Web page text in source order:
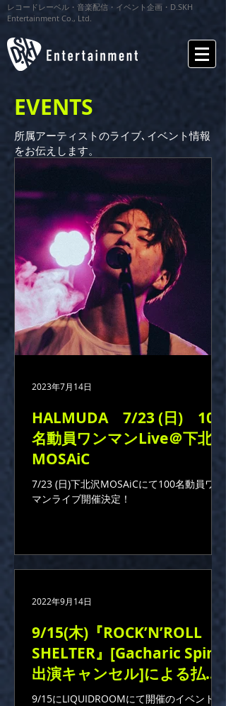
レコードレーベル・音楽配信・イベント企画・D.SKH
Entertainment Co., Ltd.
EVENTS
所属アーティストのライブ､イベント情報
をお伝えします。
HALMUDA 7/23 (日) 100
名動員ワンマンLive＠下北沢
MOSAiC
7/23 (日)下北沢MOSAiCにて100名動員ワン
マンライブ開催決定！
2023年7月14日
9/15(木)『ROCK’N’ROLL
SHELTER』[Gacharic Spin
出演キャンセル]による払い
戻しのご案内
9/15にLIQUIDROOMにて開催のイベント
2022年9月14日